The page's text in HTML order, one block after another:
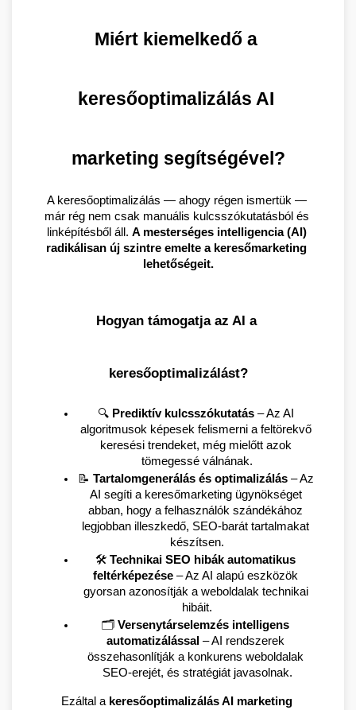
Miért kiemelkedő a
keresőoptimalizálás AI
marketing segítségével?
A keresőoptimalizálás — ahogy régen ismertük —
már rég nem csak manuális kulcsszókutatásból és
linképítésből áll. A mesterséges intelligencia (AI)
radikálisan új szintre emelte a keresőmarketing
lehetőségeit.
Hogyan támogatja az AI a
keresőoptimalizálást?
🔍 Prediktív kulcsszókutatás – Az AI
algoritmusok képesek felismerni a feltörekvő
keresési trendeket, még mielőtt azok
tömegessé válnának.
📝 Tartalomgenerálás és optimalizálás – Az
AI segíti a keresőmarketing ügynökséget
abban, hogy a felhasználók szándékához
legjobban illeszkedő, SEO-barát tartalmakat
készítsen.
🛠️ Technikai SEO hibák automatikus
feltérképezése – Az AI alapú eszközök
gyorsan azonosítják a weboldalak technikai
hibáit.
🗂️ Versenytárselemzés intelligens
automatizálással – AI rendszerek
összehasonlítják a konkurens weboldalak
SEO-erejét, és stratégiát javasolnak.
Ezáltal a keresőoptimalizálás AI marketing